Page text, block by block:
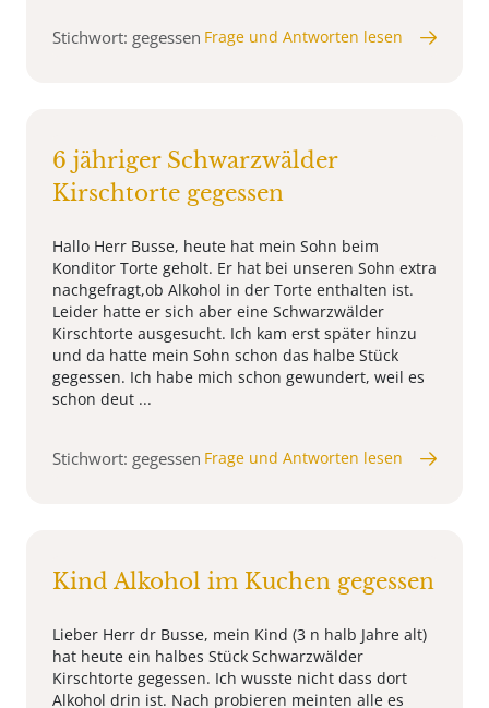
Stichwort: gegessen Frage und Antworten lesen
6 jähriger Schwarzwälder
Kirschtorte gegessen
Hallo Herr Busse, heute hat mein Sohn beim
Konditor Torte geholt. Er hat bei unseren Sohn extra
nachgefragt,ob Alkohol in der Torte enthalten ist.
Leider hatte er sich aber eine Schwarzwälder
Kirschtorte ausgesucht. Ich kam erst später hinzu
und da hatte mein Sohn schon das halbe Stück
gegessen. Ich habe mich schon gewundert, weil es
schon deut ...
Stichwort: gegessen Frage und Antworten lesen
Kind Alkohol im Kuchen gegessen
Lieber Herr dr Busse, mein Kind (3 n halb Jahre alt)
hat heute ein halbes Stück Schwarzwälder
Kirschtorte gegessen. Ich wusste nicht dass dort
Alkohol drin ist. Nach probieren meinten alle es